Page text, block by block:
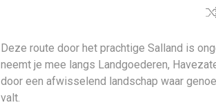
Deze route door het prachtige Salland is
neemt je mee langs Landgoederen,
door een afwisselend landschap waar
valt.